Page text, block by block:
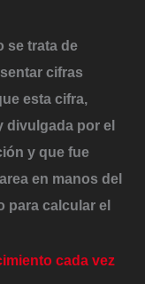
se trata de
cifras
esta cifra,
divulgada por el
y que fue
en manos del
para calcular el
cada vez